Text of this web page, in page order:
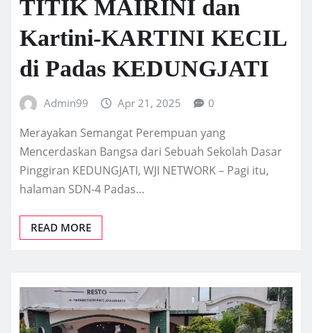
TITIK MAIRINI dan
Kartini-KARTINI KECIL
di Padas KEDUNGJATI
Admin99 Apr 21, 2025 0
Merayakan Semangat Perempuan yang
Mencerdaskan Bangsa dari Sebuah Sekolah Dasar
Pinggiran KEDUNGJATI, WJI NETWORK – Pagi itu,
halaman SDN-4 Padas…
READ MORE